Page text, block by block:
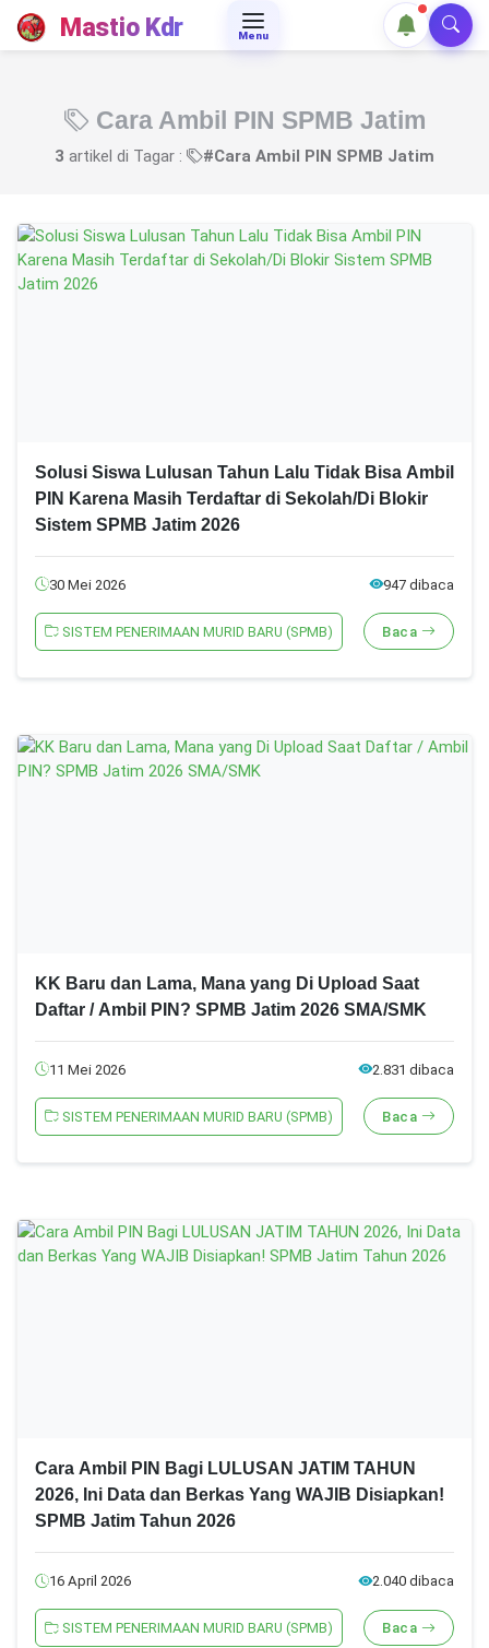
Mastio Kdr Menu
Cara Ambil PIN SPMB Jatim
3 artikel di Tagar : #Cara Ambil PIN SPMB Jatim
Solusi Siswa Lulusan Tahun Lalu Tidak Bisa Ambil
PIN Karena Masih Terdaftar di Sekolah/Di Blokir
Sistem SPMB Jatim 2026
30 Mei 2026 947 dibaca
SISTEM PENERIMAAN MURID BARU (SPMB) Baca
KK Baru dan Lama, Mana yang Di Upload Saat
Daftar / Ambil PIN? SPMB Jatim 2026 SMA/SMK
11 Mei 2026 2.831 dibaca
SISTEM PENERIMAAN MURID BARU (SPMB) Baca
Cara Ambil PIN Bagi LULUSAN JATIM TAHUN
2026, Ini Data dan Berkas Yang WAJIB Disiapkan!
SPMB Jatim Tahun 2026
16 April 2026 2.040 dibaca
SISTEM PENERIMAAN MURID BARU (SPMB) Baca